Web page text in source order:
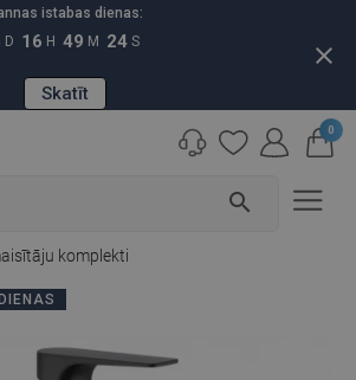
istabas dienas:
D 16 H 49 M 23 S
Skatīt
close
search
0
komplekti